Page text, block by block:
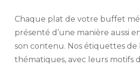
Chaque plat de votre buffet
présenté d’une manière aussi
son contenu. Nos étiquettes
thématiques, avec leurs motifs